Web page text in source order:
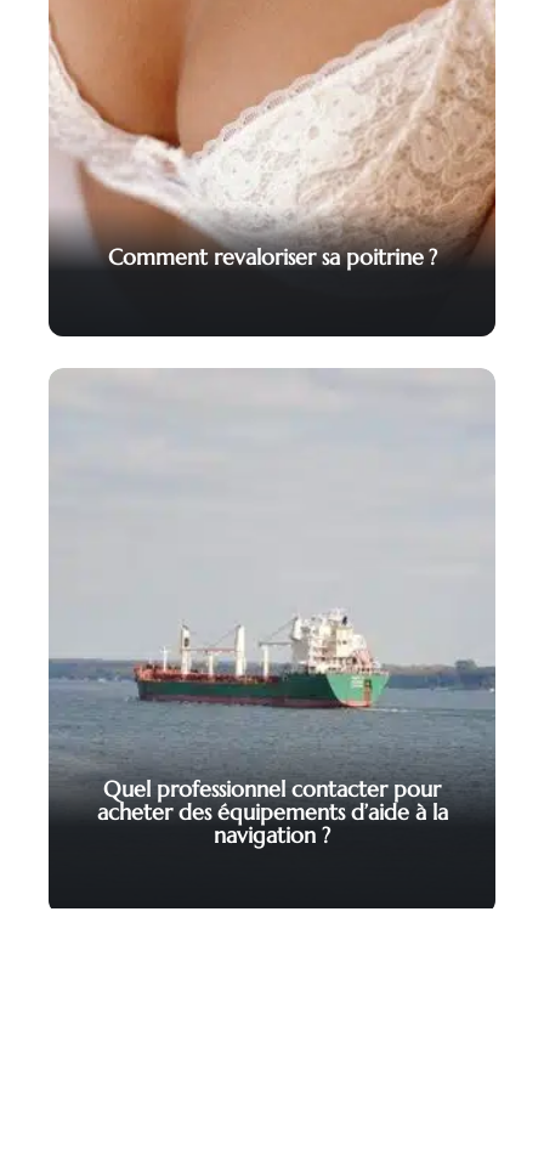
Comment revaloriser sa poitrine ?
Quel professionnel contacter pour
acheter des équipements d’aide à la
navigation ?